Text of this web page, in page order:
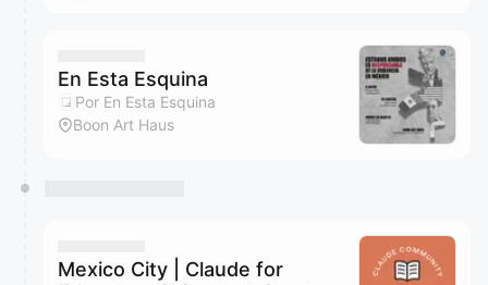
En Esta Esquina
Por En Esta Esquina
Boon Art Haus
Mexico City | Claude for